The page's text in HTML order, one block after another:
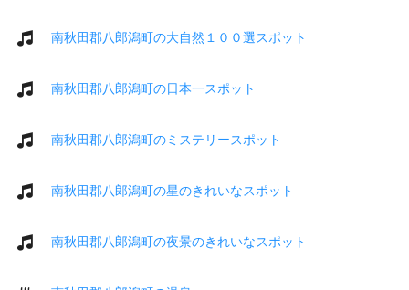
南秋田郡八郎潟町の大自然１００選スポット
南秋田郡八郎潟町の日本一スポット
南秋田郡八郎潟町のミステリースポット
南秋田郡八郎潟町の星のきれいなスポット
南秋田郡八郎潟町の夜景のきれいなスポット